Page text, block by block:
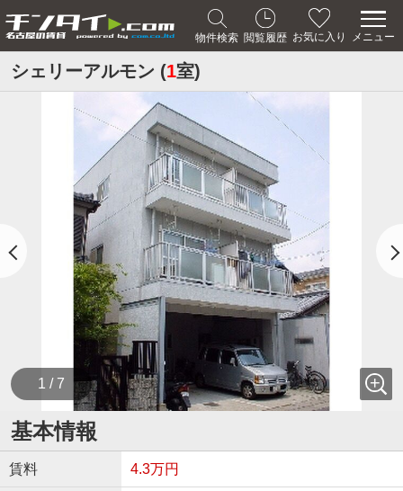
物件検索 閲覧履歴 お気に入り メニュー
シェリーアルモン (1室)
1 / 7
基本情報
賃料 4.3万円